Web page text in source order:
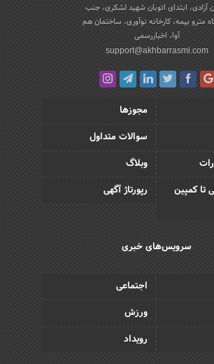
آزادی، ابتدای اتوبان شهید لشکری، جنب
مترو بیمه، کارخانه نوآوری، ساختمان هم
آوا، اخباررسمی
support@akhbarrasmi.com
مجوزها
سوالات متداول
وبلاگ
تا کمپین
رپورتاژ آگهی
سرویس‌های خبری
اجتماعی
ورزش
رویداد